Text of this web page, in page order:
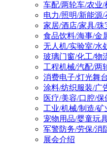
车配/两轮车/农业/
电力/照明/新能源/
家居/酒店/家具/珠
食品饮料/海事/金
无人机/实验室/水
玻璃门窗/化工/物
工程机械/汽配/两
消费电子/灯光舞
涂料/纺织服装/广
医疗/美容/口腔/保
工业/机械/制造/矿
宠物用品/婴童玩
军警防务/劳保/消
展会介绍